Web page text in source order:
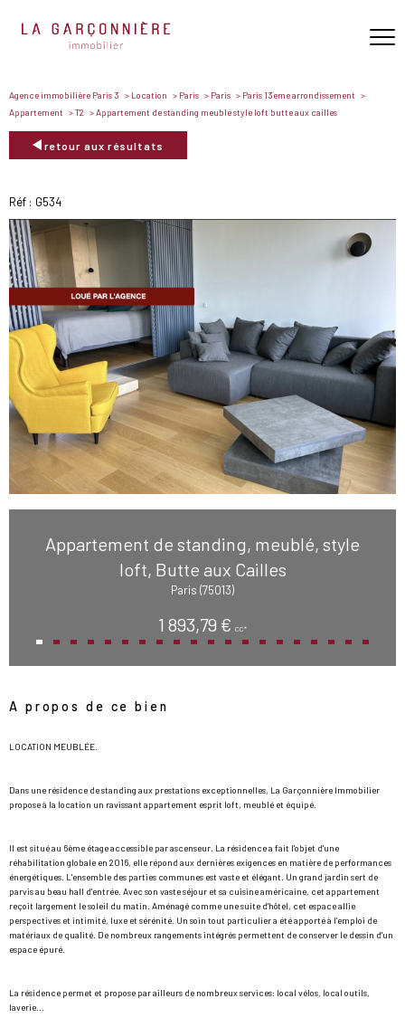
Agence immobilière Paris 3 Location Paris Paris
Paris 13eme arrondissement
Appartement
T2 Appartement de standing meuble style loft butte aux cailles
retour aux résultats
Réf : G534
Appartement de standing, meublé, style
loft, Butte aux Cailles
Paris (75013)
1 893,79 € CC*
A propos de ce bien
LOCATION MEUBLÉE.
Dans une résidence de standing aux prestations exceptionnelles, La Garçonnière Immobilier
propose à la location un ravissant appartement esprit loft, meublé et équipé.
Il est situé au 6ème étage accessible par ascenseur. La résidence a fait l'objet d'une
réhabilitation globale en 2016, elle répond aux dernières exigences en matière de performances
énergétiques. L'ensemble des parties communes est vaste et élégant. Un grand jardin sert de
parvis au beau hall d'entrée. Avec son vaste séjour et sa cuisine américaine, cet appartement
reçoit largement le soleil du matin. Aménagé comme une suite d'hôtel, cet espace allie
perspectives et intimité, luxe et sérénité. Un soin tout particulier a été apporté à l'emploi de
matériaux de qualité. De nombreux rangements intégrés permettent de conserver le dessin d'un
espace épuré.
La résidence permet et propose par ailleurs de nombreux services: local vélos, local outils,
laverie...